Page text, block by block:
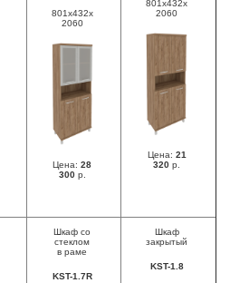
801x432x
2060
Цена: 28
300р.
801x432x
2060
Цена: 21
320 р.
Шкаф со
стеклом
в раме
KST-1.7R
Шкаф
закрытый
KST-1.8